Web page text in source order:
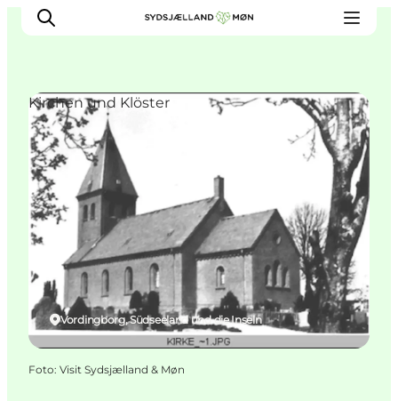
Erleben
Städte und Orte
Events
Essen
Unterkunft
Reise planen
Vordingborg, Südseeland und die Inseln
Kirchen und Klöster
Foto: Visit Sydsjælland & Møn